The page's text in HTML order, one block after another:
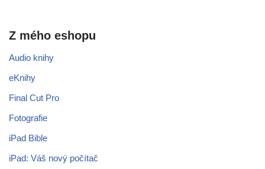
Z mého eshopu
Audio knihy
eKnihy
Final Cut Pro
Fotografie
iPad Bible
iPad: Váš nový počítač